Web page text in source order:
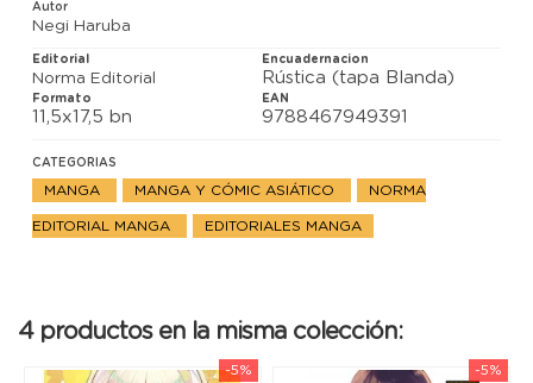
Autor
Negi Haruba
Editorial
Norma Editorial
Encuadernacion
Rústica (tapa Blanda)
Formato
11,5x17,5 bn
EAN
9788467949391
CATEGORIAS
MANGA MANGA Y CÓMIC ASIÁTICO NORMA
EDITORIAL MANGA EDITORIALES MANGA
4 productos en la misma colección:
-5% -5%